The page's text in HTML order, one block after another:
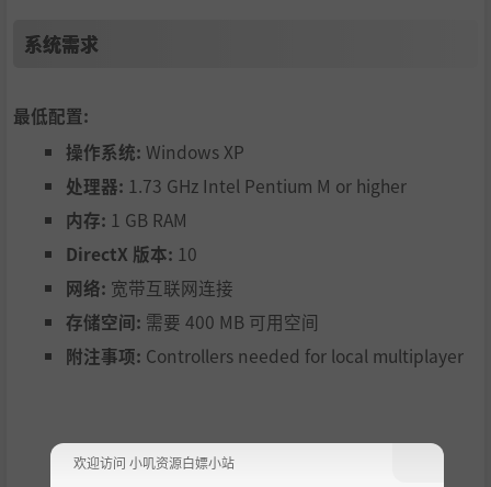
系统需求
最低配置:
操作系统: Windows XP
处理器: 1.73 GHz Intel Pentium M or higher
内存: 1 GB RAM
DirectX 版本: 10
网络: 宽带互联网连接
存储空间: 需要 400 MB 可用空间
附注事项: Controllers needed for local multiplayer
欢迎访问 小叽资源白嫖小站